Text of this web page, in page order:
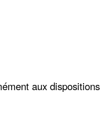
aux